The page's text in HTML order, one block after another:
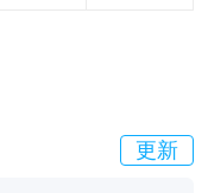
更新